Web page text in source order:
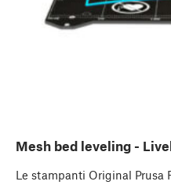
Mesh bed leveling -
Le stampanti Original Prusa